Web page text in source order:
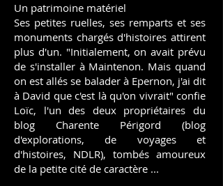
Un patrimoine matériel​
Ses petites ruelles, ses remparts et ses
monuments chargés d'histoires attirent
plus d'un. "Initialement, on avait prévu
de s'installer à Maintenon. Mais quand
on est allés se balader à Epernon, j'ai dit
à David que c'est là qu'on vivrait" confie
Loïc, l'un des deux propriétaires du
blog Charente Périgord (blog
d'explorations, de voyages et
d'histoires, NDLR), tombés amoureux
de la petite cité de caractère ...